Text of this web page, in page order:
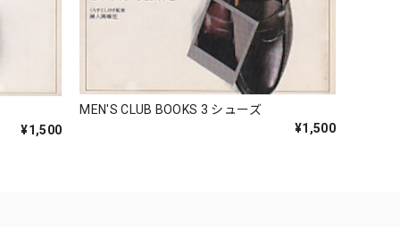
¥1,500
MEN'S CLUB BOOKS 3 シューズ
¥1,500